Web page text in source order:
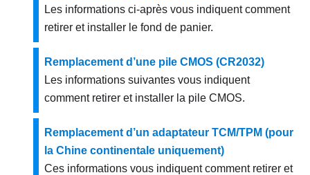
Les informations ci-après vous indiquent comment
retirer et installer le fond de panier.
Remplacement d’une pile CMOS (CR2032)
Les informations suivantes vous indiquent
comment retirer et installer la pile CMOS.
Remplacement d’un adaptateur TCM/TPM (pour
la Chine continentale uniquement)
Ces informations vous indiquent comment retirer et